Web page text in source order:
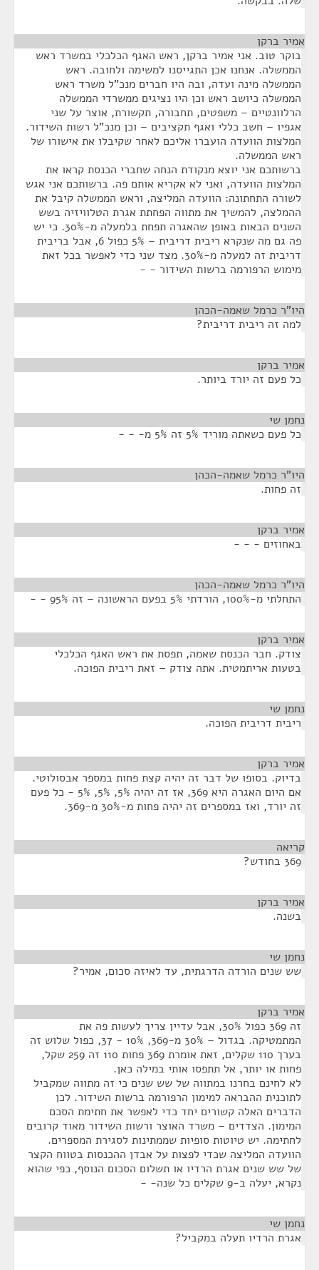
אמיר ברקן
בוקר טוב. אני אמיר ברקן, ראש האגף הכלכלי במשרד ראש
הממשלה. אנחנו אכן התגייסנו למשימה ולחובה. ראש
הממשלה מינה ועדה, ובה היו חברים מנכ"ל משרד ראש
הממשלה כיושב ראש וכן היו נציגים ממשרדי הממשלה
הרלוונטיים – משפטים, תחבורה, תקשורת, אוצר על שני
אגפיו – חשב כללי ואגף תקציבים – וכן מנכ"ל רשות השידור.
המלצות הוועדה הועברו אליכם לאחר שקיבלו את אישורו של
ראש הממשלה.
ברשותכם אני יוצא מנקודת הנחה שחברי הכנסת קראו את
המלצות הוועדה, ואני לא אקריא אותם פה. ברשותכם אני אגש
לשורה התחתונה: הוועדה המליצה, וראש הממשלה קיבל את
ההמלצה, להמשיך את מתווה הפחתת אגרת הטלוויזיה בשש
השנים הבאות באופן שהאגרה תפחת בלמעלה מ-30%. כי יש
פה גם מה שנקרא ריבית דריבית – 5% כפול 6, אבל בריבית
דריבית זה למעלה מ-30%. מצד שני כדי לאפשר בכל זאת
מימוש הרפורמה ברשות השידור - -
היו"ר כרמל שאמה-הכהן
למה זה ריבית דריבית?
אמיר ברקן
כל פעם זה יורד ביותר.
נחמן שי
כל פעם כשאתה מוריד 5% זה 5% מ- - -
היו"ר כרמל שאמה-הכהן
זה פחות.
אמיר ברקן
באחוזים - - -
היו"ר כרמל שאמה-הכהן
התחלתי מ-100%, הורדתי 5% בפעם הראשונה – זה 95% - -
אמיר ברקן
צודק. חבר הכנסת שאמה, תפסת את ראש האגף הכלכלי
בטעות אריתמטית. אתה צודק – זאת ריבית הפוכה.
נחמן שי
ריבית דריבית הפוכה.
אמיר ברקן
בדיוק. בסופו של דבר זה יהיה קצת פחות במספר אבסולוטי.
אם היום האגרה היא 369, אז זה יהיה 5%, 5%, 5% - כל פעם
זה יורד, ואז במספרים זה יהיה פחות מ-30% מ-369.
קריאה
369 בחודש?
אמיר ברקן
בשנה.
נחמן שי
שש שנים הורדה הדרגתית, עד לאיזה סכום, אמיר?
אמיר ברקן
זה 369 כפול 30%, אבל עדיין צריך לעשות פה את
המתמטיקה. בגדול – 30% מ-369, 10% - 37, כפול שלוש זה
בערך 110 שקלים, זאת אומרת 369 פחות 110 זה 259 שקל,
פחות או יותר, אל תתפסו אותי במילה כאן.
לא לחינם בחרנו במתווה של שש שנים כי זה מתווה שמקביל
לתוכנית ההבראה למימון הרפורמה ברשות השידור. לכן
הדברים האלה קשורים יחד כדי לאפשר את חתימת הסכם
המימון. הצדדים – משרד האוצר ורשות השידור מאוד קרובים
לחתימה. יש טיוטות סופיות שממתינות לסגירת המספרים.
הוועדה המליצה שכדי לפצות על אבדן ההכנסות בטווח הקצר
של שש שנים אגרת הרדיו או תשלום הסכום הנוסף, כפי שהוא
נקרא, יעלה ב-9 שקלים כל שנה- -
נחמן שי
אגרת הרדיו תעלה במקביל?